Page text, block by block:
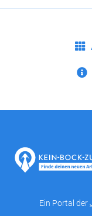
Ein Portal der